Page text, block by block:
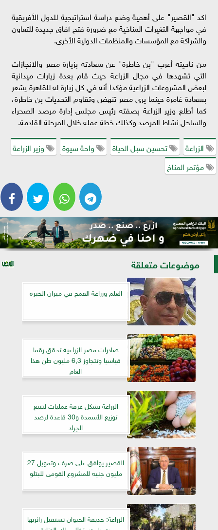
اكد "القصير" على أهمية وضع دراسة استراتيجية للدول الأفريقية
في مواجهة التغيرات المناخية مع ضرورة فتح آفاق جديدة للتعاون
والشراكة مع المؤسسات والمنظمات الدولية الأخرى.
من ناحيته أعرب "بن خاطرة" عن سعادته بزيارة مصر والانجازات
التي تشهدها في مجال الزراعة حيث قام بعدة زيارات ميدانية
لبعض المشروعات الزراعية مؤكدا أنه في كل زيارة له للقاهرة يشعر
بسعادة غامرة حينما يرى مصر تنهض وتقاوم التحديات بن خاطرة،
كما أطلع وزير الزراعة بصفته رئيس مجلس إدارة مرصد الصحراء
والساحل نشاط المرصد وكذلك خطة عمله خلال المرحلة القادمة.
الزراعة
تحسين سبل الحياة واحة سيوة
وزير الزراعة
مؤتمر المناخ
موضوعات متعلقة
العلم وزراعة القمح في ميزان الخبرة
صادرات مصر الزراعية تحقق رقما
قياسيا وتتجاوز 6,3 مليون طن هذا
العام
الزراعة تشكل غرفة عمليات لتتبع
توزيع الأسمدة و30 قاعدة لرصد
الجراد
القصير يوافق على صرف وتمويل 27
مليون جنيه للمشروع القومى للبتلو
الزراعة: حديقة الحيوان تستقبل زائريها